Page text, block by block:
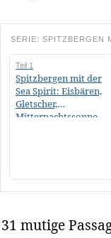
SERIE: SPITZBERGEN
Teil 1
Spitzbergen mit der
Sea Spirit: Eisbären,
Gletscher,
Mitternachtssonne
31 mutige